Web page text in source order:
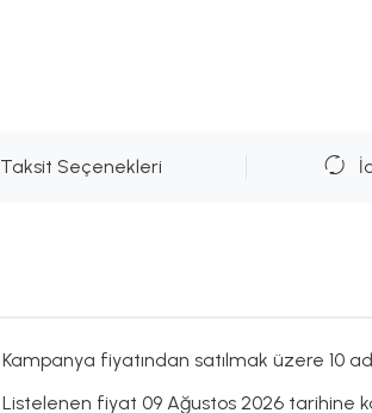
Taksit Seçenekleri
Kampanya fiyatından satılmak üzere 10
Listelenen fiyat 09 Ağustos 2026 tarihine